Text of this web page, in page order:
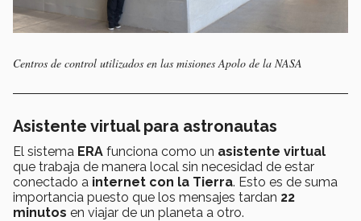
Centros de control utilizados en las misiones Apolo de la NASA
Asistente virtual para astronautas
El sistema ERA funciona como un asistente virtual
que trabaja de manera local sin necesidad de estar
conectado a internet con la Tierra. Esto es de suma
importancia puesto que los mensajes tardan 22
minutos en viajar de un planeta a otro.